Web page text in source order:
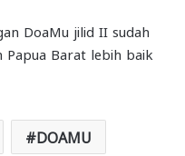
DoaMu jilid II sudah
Papua Barat lebih baik
DOAMU